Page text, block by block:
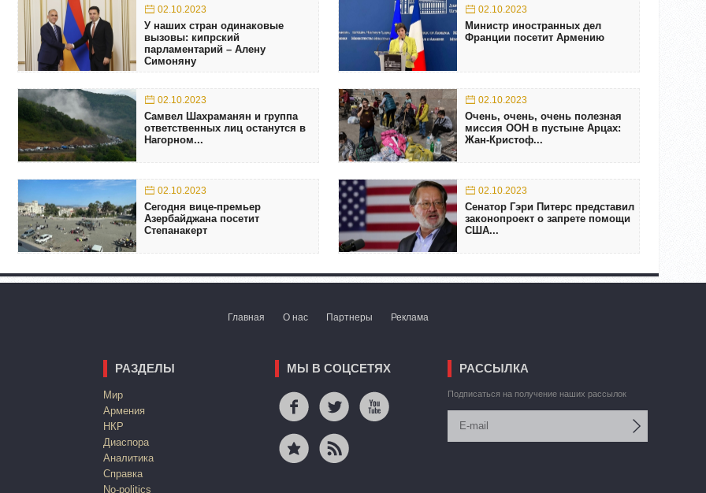
02.10.2023
У наших стран одинаковые
вызовы: кипрский
парламентарий – Алену
Симоняну
02.10.2023
Министр иностранных дел
Франции посетит Армению
02.10.2023
Самвел Шахраманян и группа
ответственных лиц останутся в
Нагорном...
02.10.2023
Очень, очень, очень полезная
миссия ООН в пустыне Арцах:
Жан-Кристоф...
02.10.2023
Сегодня вице-премьер
Азербайджана посетит
Степанакерт
02.10.2023
Сенатор Гэри Питерс представил
законопроект о запрете помощи
США...
Главная О нас Партнеры Реклама
РАЗДЕЛЫ
Mир
Армения
НКР
Диаспора
Аналитика
Справка
No-politics
МЫ В СОЦСЕТЯХ РАССЫЛКА
Подписаться на получение наших рассылок